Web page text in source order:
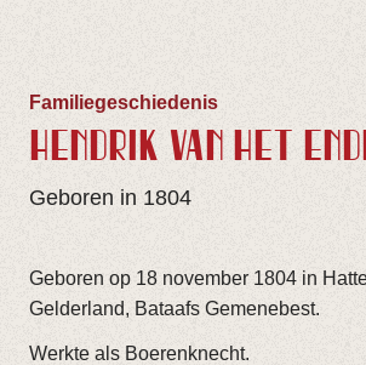
Familiegeschiedenis
HENDRIK VAN HET
Geboren in 1804
Geboren op 18 november 1804 in
Gelderland, Bataafs Gemenebest.
Werkte als Boerenknecht.